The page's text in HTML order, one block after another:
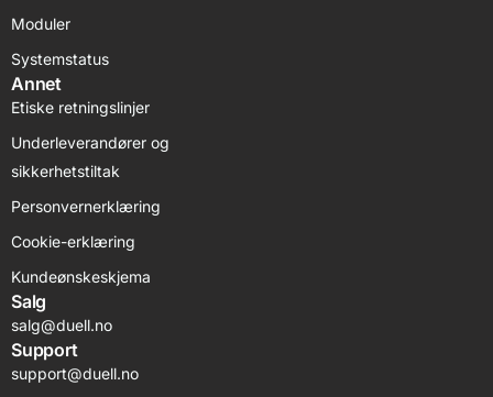
Moduler
Systemstatus
Annet
Etiske retningslinjer
Underleverandører og
sikkerhetstiltak
Personvernerklæring
Cookie-erklæring
Kundeønskeskjema
Salg
salg@duell.no
Support
support@duell.no